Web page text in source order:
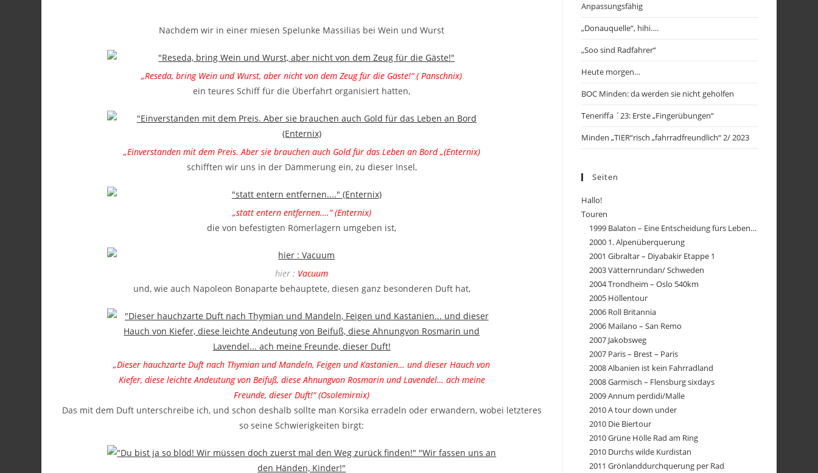
Nachdem wir in einer miesen Spelunke Massilias bei Wein und Wurst
„Reseda, bring Wein und Wurst, aber nicht von dem Zeug für die Gäste!“ ( Panschnix)
ein teures Schiff für die Überfahrt organisiert hatten,
„Einverstanden mit dem Preis. Aber sie brauchen auch Gold für das Leben an Bord „(Enternix)
schifften wir uns in der Dämmerung ein, zu dieser Insel,
„statt entern entfernen….“ (Enternix)
die von befestigten Römerlagern umgeben ist,
hier : Vacuum
und, wie auch Napoleon Bonaparte behauptete, diesen ganz besonderen Duft hat,
„Dieser hauchzarte Duft nach Thymian und Mandeln, Feigen und Kastanien… und dieser Hauch von
Kiefer, diese leichte Andeutung von Beifuß, diese Ahnungvon Rosmarin und Lavendel… ach meine
Freunde, dieser Duft!“ (Osolemirnix)
Das mit dem Duft unterschreibe ich, und schon deshalb sollte man Korsika erradeln oder erwandern, wobei letzteres
so seine Schwierigkeiten birgt:
Anpassungsfähig
„Donauquelle“, hihi….
„Soo sind Radfahrer“
Heute morgen…
BOC Minden: da werden sie nicht geholfen
Teneriffa ´23: Erste „Fingerübungen“
Minden „TIER“risch „fahrradfreundlich“ 2/ 2023
Seiten
Hallo!
Touren
1999 Balaton – Eine Entscheidung fürs Leben…
2000 1. Alpenüberquerung
2001 Gibraltar – Diyabakir Etappe 1
2003 Vätternrundan/ Schweden
2004 Trondheim – Oslo 540km
2005 Höllentour
2006 Roll Britannia
2006 Mailano – San Remo
2007 Jakobsweg
2007 Paris – Brest – Paris
2008 Albanien ist kein Fahrradland
2008 Garmisch – Flensburg sixdays
2009 Annum perdidi/Malle
2010 A tour down under
2010 Die Biertour
2010 Grüne Hölle Rad am Ring
2010 Durchs wilde Kurdistan
2011 Grönlanddurchquerung per Rad